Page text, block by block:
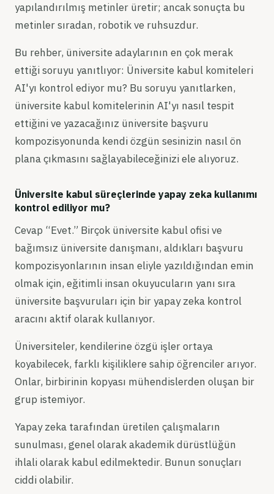
yapılandırılmış metinler üretir; ancak sonuçta bu
metinler sıradan, robotik ve ruhsuzdur.
Bu rehber, üniversite adaylarının en çok merak
ettiği soruyu yanıtlıyor: Üniversite kabul komiteleri
AI'yı kontrol ediyor mu? Bu soruyu yanıtlarken,
üniversite kabul komitelerinin AI'yı nasıl tespit
ettiğini ve yazacağınız üniversite başvuru
kompozisyonunda kendi özgün sesinizin nasıl ön
plana çıkmasını sağlayabileceğinizi ele alıyoruz.
Üniversite kabul süreçlerinde yapay zeka kullanımı
kontrol ediliyor mu?
Cevap “Evet.” Birçok üniversite kabul ofisi ve
bağımsız üniversite danışmanı, aldıkları başvuru
kompozisyonlarının insan eliyle yazıldığından emin
olmak için, eğitimli insan okuyucuların yanı sıra
üniversite başvuruları için bir yapay zeka kontrol
aracını aktif olarak kullanıyor.
Üniversiteler, kendilerine özgü işler ortaya
koyabilecek, farklı kişiliklere sahip öğrenciler arıyor.
Onlar, birbirinin kopyası mühendislerden oluşan bir
grup istemiyor.
Yapay zeka tarafından üretilen çalışmaların
sunulması, genel olarak akademik dürüstlüğün
ihlali olarak kabul edilmektedir. Bunun sonuçları
ciddi olabilir.